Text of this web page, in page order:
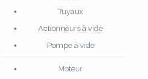
Tuyaux
Actionneurs à vide
Pompe à vide
Moteur